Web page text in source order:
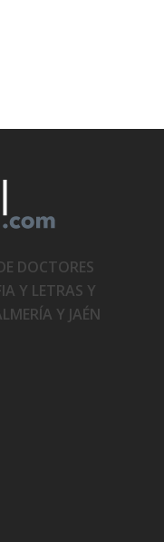
DOCTORES
Y LETRAS Y
Y JAÉN